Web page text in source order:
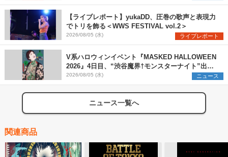
【ライブレポート】yukaDD、圧巻の歌声と表現力
でトリを飾る＜WWS FESTIVAL vol.2＞
2026/08/05 (水) ライブレポート
V系ハロウィンイベント『MASKED HALLOWEEN
2026』4日目、“渋谷魔界†モンスターナイト”出演6
組を発表
2026/08/05 (水) ニュース
ニュース一覧へ
関連商品